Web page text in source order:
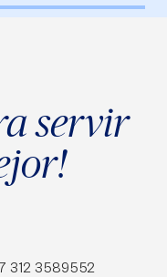
servir
312 3589552